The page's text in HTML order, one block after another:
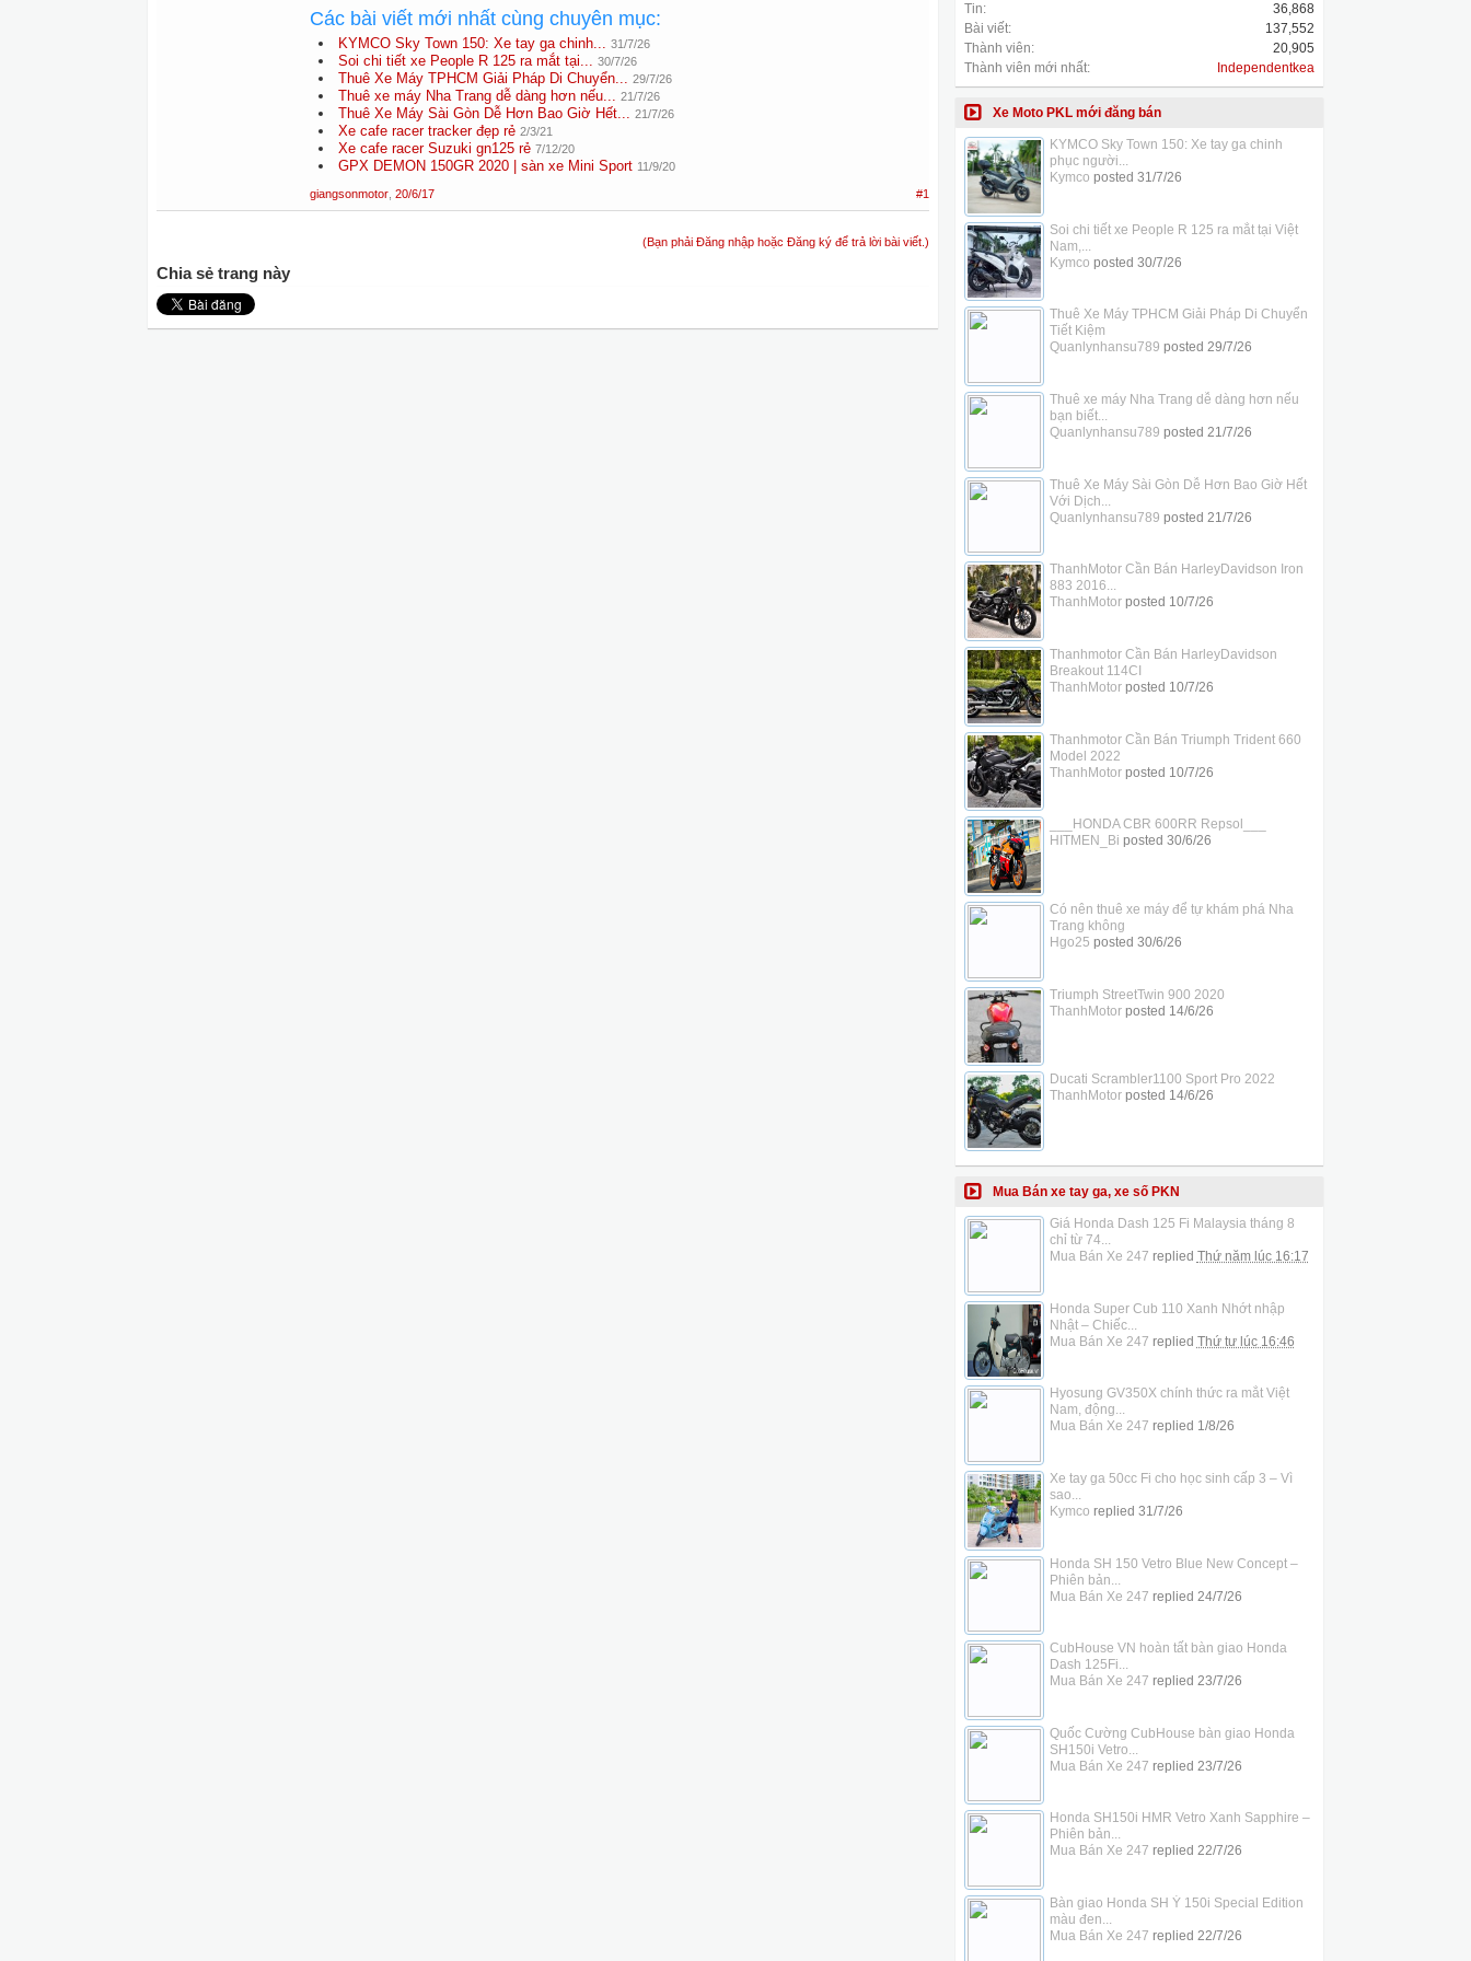
Các bài viết mới nhất cùng chuyên mục:
KYMCO Sky Town 150: Xe tay ga chinh... 31/7/26
Soi chi tiết xe People R 125 ra mắt tại... 30/7/26
Thuê Xe Máy TPHCM Giải Pháp Di Chuyển... 29/7/26
Thuê xe máy Nha Trang dễ dàng hơn nếu... 21/7/26
Thuê Xe Máy Sài Gòn Dễ Hơn Bao Giờ Hết... 21/7/26
Xe cafe racer tracker đẹp rẻ 2/3/21
Xe cafe racer Suzuki gn125 rẻ 7/12/20
GPX DEMON 150GR 2020 | sàn xe Mini Sport 11/9/20
giangsonmotor 20/6/17 #1
(Bạn phải Đăng nhập hoặc Đăng ký để trả lời bài viết.)
Chia sẻ trang này
Tin:
36,868
Bài viết:
137,552
Thành viên:
20,905
Thành viên mới nhất:
Independentkea
Xe Moto PKL mới đăng bán
KYMCO Sky Town 150: Xe tay ga chinh
phục người...
Kymco posted 31/7/26
Soi chi tiết xe People R 125 ra mắt tại Việt
Nam,...
Kymco posted 30/7/26
Thuê Xe Máy TPHCM Giải Pháp Di Chuyển
Tiết Kiệm
Quanlynhansu789 posted 29/7/26
Thuê xe máy Nha Trang dễ dàng hơn nếu
bạn biết...
Quanlynhansu789 posted 21/7/26
Thuê Xe Máy Sài Gòn Dễ Hơn Bao Giờ Hết
Với Dịch...
Quanlynhansu789 posted 21/7/26
ThanhMotor Cần Bán HarleyDavidson Iron
883 2016...
ThanhMotorposted 10/7/26
Thanhmotor Cần Bán HarleyDavidson
Breakout 114CI
ThanhMotorposted 10/7/26
Thanhmotor Cần Bán Triumph Trident 660
Model 2022
ThanhMotorposted 10/7/26
___HONDA CBR 600RR Repsol___
HITMEN_Bi posted 30/6/26
Có nên thuê xe máy để tự khám phá Nha
Trang không
Hgo25 posted 30/6/26
Triumph StreetTwin 900 2020
ThanhMotorposted 14/6/26
Ducati Scrambler1100 Sport Pro 2022
ThanhMotorposted 14/6/26
Mua Bán xe tay ga, xe số PKN
Giá Honda Dash 125 Fi Malaysia tháng 8
chỉ từ 74...
Mua Bán Xe 247 replied Thứ năm lúc 16:17
Honda Super Cub 110 Xanh Nhớt nhập
Nhật – Chiếc...
Mua Bán Xe 247 replied Thứ tư lúc 16:46
Hyosung GV350X chính thức ra mắt Việt
Nam, động...
Mua Bán Xe 247 replied 1/8/26
Xe tay ga 50cc Fi cho học sinh cấp 3 – Vì
sao...
Kymco replied 31/7/26
Honda SH 150 Vetro Blue New Concept –
Phiên bản...
Mua Bán Xe 247 replied 24/7/26
CubHouse VN hoàn tất bàn giao Honda
Dash 125Fi...
Mua Bán Xe 247 replied 23/7/26
Quốc Cường CubHouse bàn giao Honda
SH150i Vetro...
Mua Bán Xe 247 replied 23/7/26
Honda SH150i HMR Vetro Xanh Sapphire –
Phiên bản...
Mua Bán Xe 247 replied 22/7/26
Bàn giao Honda SH Ý 150i Special Edition
màu đen...
Mua Bán Xe 247 replied 22/7/26